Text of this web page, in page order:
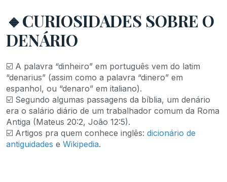
🔸CURIOSIDADES SOBRE O
DENÁRIO
☑️ A palavra “dinheiro” em português vem do latim
“denarius” (assim como a palavra “dinero” em
espanhol, ou “denaro” em italiano).
☑️ Segundo algumas passagens da bíblia, um denário
era o salário diário de um trabalhador comum da Roma
Antiga (Mateus 20:2, João 12:5).
☑️ Artigos pra quem conhece inglês: dicionário de
antiguidades e Wikipedia.